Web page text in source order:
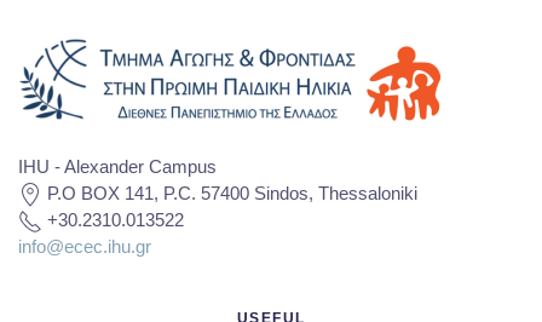
IHU - Alexander Campus
P.O BOX 141, P.C. 57400 Sindos, Thessaloniki
+30.2310.013522
info@ecec.ihu.gr
USEFUL